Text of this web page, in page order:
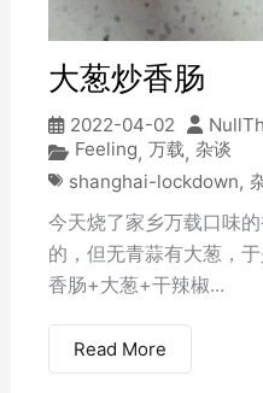
大葱炒香肠
2022-04-02
Feeling, 万载, 杂谈
shanghai-lockdown,
今天烧了家乡万载口味
的，但无青蒜有大葱，
香肠+大葱+干辣椒...
Read More